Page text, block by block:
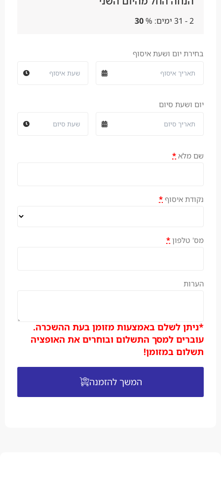
2 - 31 ימים: 30%
בחירת יום ושעת איסוף
יום ושעת סיום
שם מלא *
נקודת איסוף *
מס' טלפון *
הערות
*ניתן לשלם באמצעות מזומן בעת ההשכרה.
עוברים למסך התשלום ובוחרים את האופציה
תשלום במזומן!
המשך להזמנה